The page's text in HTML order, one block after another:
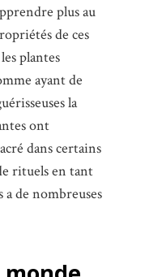
plus au
de ces
plantes
ayant de
la
ont
dans certains
rituels en tant
a de nombreuses